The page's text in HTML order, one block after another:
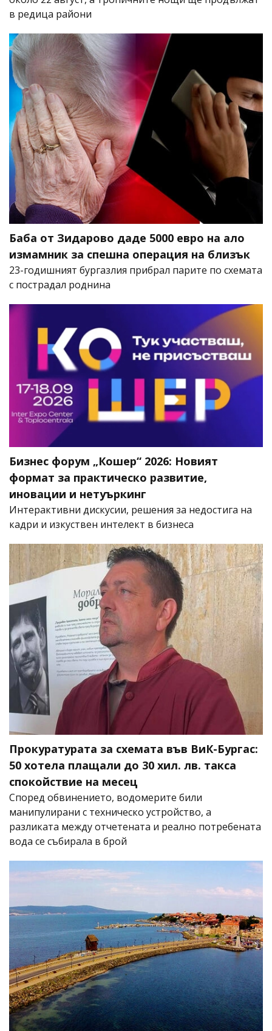
в редица райони
Баба от Зидарово даде 5000 евро на ало
измамник за спешна операция на близък
23-годишният бургазлия прибрал парите по схемата
с пострадал роднина
Бизнес форум „Кошер“ 2026: Новият
формат за практическо развитие,
иновации и нетуъркинг
Интерактивни дискусии, решения за недостига на
кадри и изкуствен интелект в бизнеса
Прокуратурата за схемата във ВиК-Бургас:
50 хотела плащали до 30 хил. лв. такса
спокойствие на месец
Според обвинението, водомерите били
манипулирани с техническо устройство, а
разликата между отчетената и реално потребената
вода се събирала в брой